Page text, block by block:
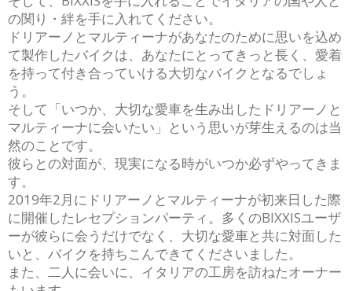
の関り・絆を手に入れてください。
ドリアーノとマルティーナがあなたのために思いを込め
て製作したバイクは、あなたにとってきっと長く、愛着
を持って付き合っていける大切なバイクとなるでしょ
う。
そして「いつか、大切な愛車を生み出したドリアーノと
マルティーナに会いたい」という思いが芽生えるのは当
然のことです。
彼らとの対面が、現実になる時がいつか必ずやってきま
す。
2019年2月にドリアーノとマルティーナが初来日した際
に開催したレセプションパーティ。多くのBIXXISユーザ
ーが彼らに会うだけでなく、大切な愛車と共に対面した
いと、バイクを持ちこんできてくださいました。
また、二人に会いに、イタリアの工房を訪ねたオーナー